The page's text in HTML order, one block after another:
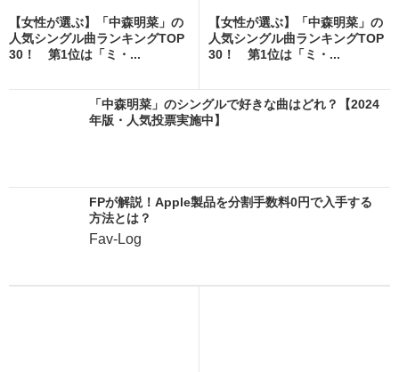
【女性が選ぶ】「中森明菜」の
人気シングル曲ランキングTOP
30！ 第1位は「ミ・...
【女性が選ぶ】「中森明菜」の
人気シングル曲ランキングTOP
30！ 第1位は「ミ・...
「中森明菜」のシングルで好きな曲はどれ？【2024
年版・人気投票実施中】
FPが解説！Apple製品を分割手数料0円で入手する
方法とは？
Fav-Log